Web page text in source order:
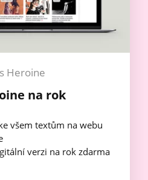
Heroine
na rok
všem textům na webu
verzi na rok zdarma